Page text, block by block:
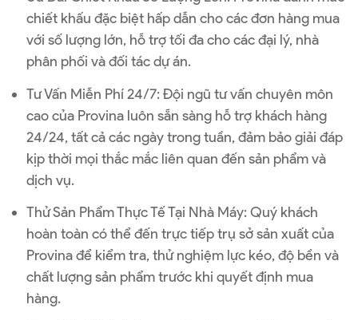
chiết khấu đặc biệt hấp dẫn cho các đơn hàng mua
với số lượng lớn, hỗ trợ tối đa cho các đại lý, nhà
phân phối và đối tác dự án.
Tư Vấn Miễn Phí 24/7: Đội ngũ tư vấn chuyên môn
cao của Provina luôn sẵn sàng hỗ trợ khách hàng
24/24, tất cả các ngày trong tuần, đảm bảo giải đáp
kịp thời mọi thắc mắc liên quan đến sản phẩm và
dịch vụ.
Thử Sản Phẩm Thực Tế Tại Nhà Máy: Quý khách
hoàn toàn có thể đến trực tiếp trụ sở sản xuất của
Provina để kiểm tra, thử nghiệm lực kéo, độ bền và
chất lượng sản phẩm trước khi quyết định mua
hàng.